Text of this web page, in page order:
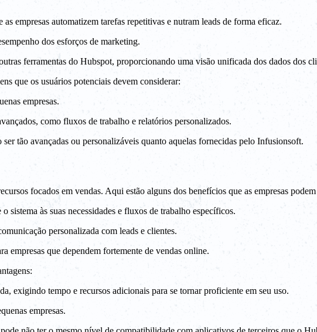
empresas automatizem tarefas repetitivas e nutram leads de forma eficaz.
dos esforços de marketing.
ferramentas do Hubspot, proporcionando uma visão unificada dos dados dos
que os usuários potenciais devem considerar:
empresas.
como fluxos de trabalho e relatórios personalizados.
tão avançadas ou personalizáveis quanto aquelas fornecidas pelo Infusionsoft.
focados em vendas. Aqui estão alguns dos benefícios que as empresas
sistema às suas necessidades e fluxos de trabalho específicos.
personalizada com leads e clientes.
empresas que dependem fortemente de vendas online.
exigindo tempo e recursos adicionais para se tornar proficiente em seu uso.
empresas.